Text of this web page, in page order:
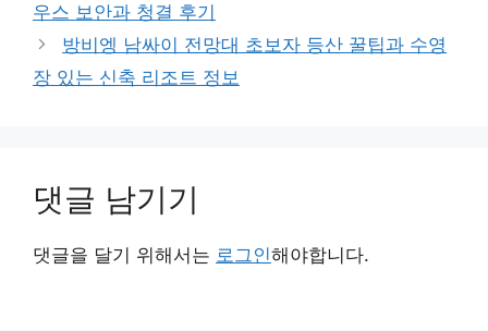
리
우스 보안과 청결 후기
방비엥 남싸이 전망대 초보자 등산 꿀팁과 수영
장 있는 신축 리조트 정보
댓글 남기기
댓글을 달기 위해서는 로그인해야합니다.